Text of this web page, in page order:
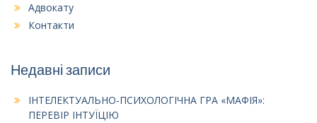
Адвокату
Контакти
Недавні записи
ІНТЕЛЕКТУАЛЬНО-ПСИХОЛОГІЧНА ГРА «МАФІЯ»:
ПЕРЕВІР ІНТУЇЦІЮ